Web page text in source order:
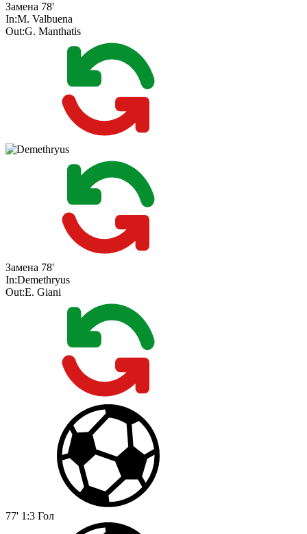
Замена 78'
In:M. Valbuena
Out:G. Manthatis
Замена 78'
In:Demethryus
Out:E. Giani
77' 1:3 Гол